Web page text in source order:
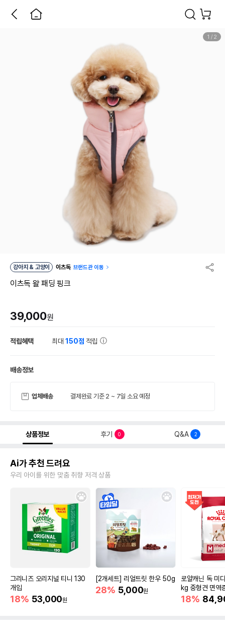
1 / 2
강아지 & 고양이 이츠독 브랜드관 이동
이츠독 왈 패딩 핑크
39,000원
적립혜택 최대150점 적립
배송정보
업체배송 결제완료 기준 2 ~ 7일 소요 예정
상품정보 후기 0 Q&A 2
Ai가 추천 드려요
우리 아이를 위한 맞춤 취향 저격 상품
그리니즈 오리지널 티니 130
개입
18% 53,000원
[2개세트] 리얼트릿 한우 50g
28% 5,000원
로얄캐닌 독 미
kg 중형견 면역
18%